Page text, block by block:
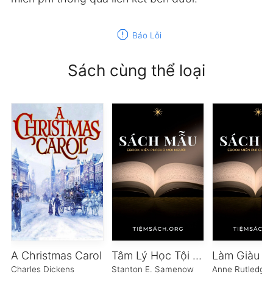
report Báo Lỗi
Sách cùng thể loại
A Christmas Carol
Charles Dickens
Tâm Lý Học Tội Phạm 2
Stanton E. Samenow Anne Rutledge